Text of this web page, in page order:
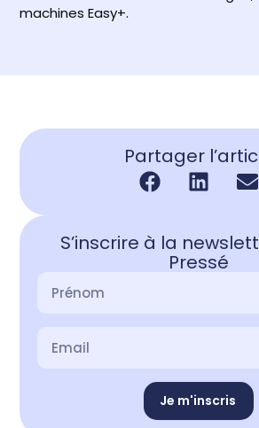
machines Easy+.
Partager
S’inscrire à la
Pressé
Je m'inscris